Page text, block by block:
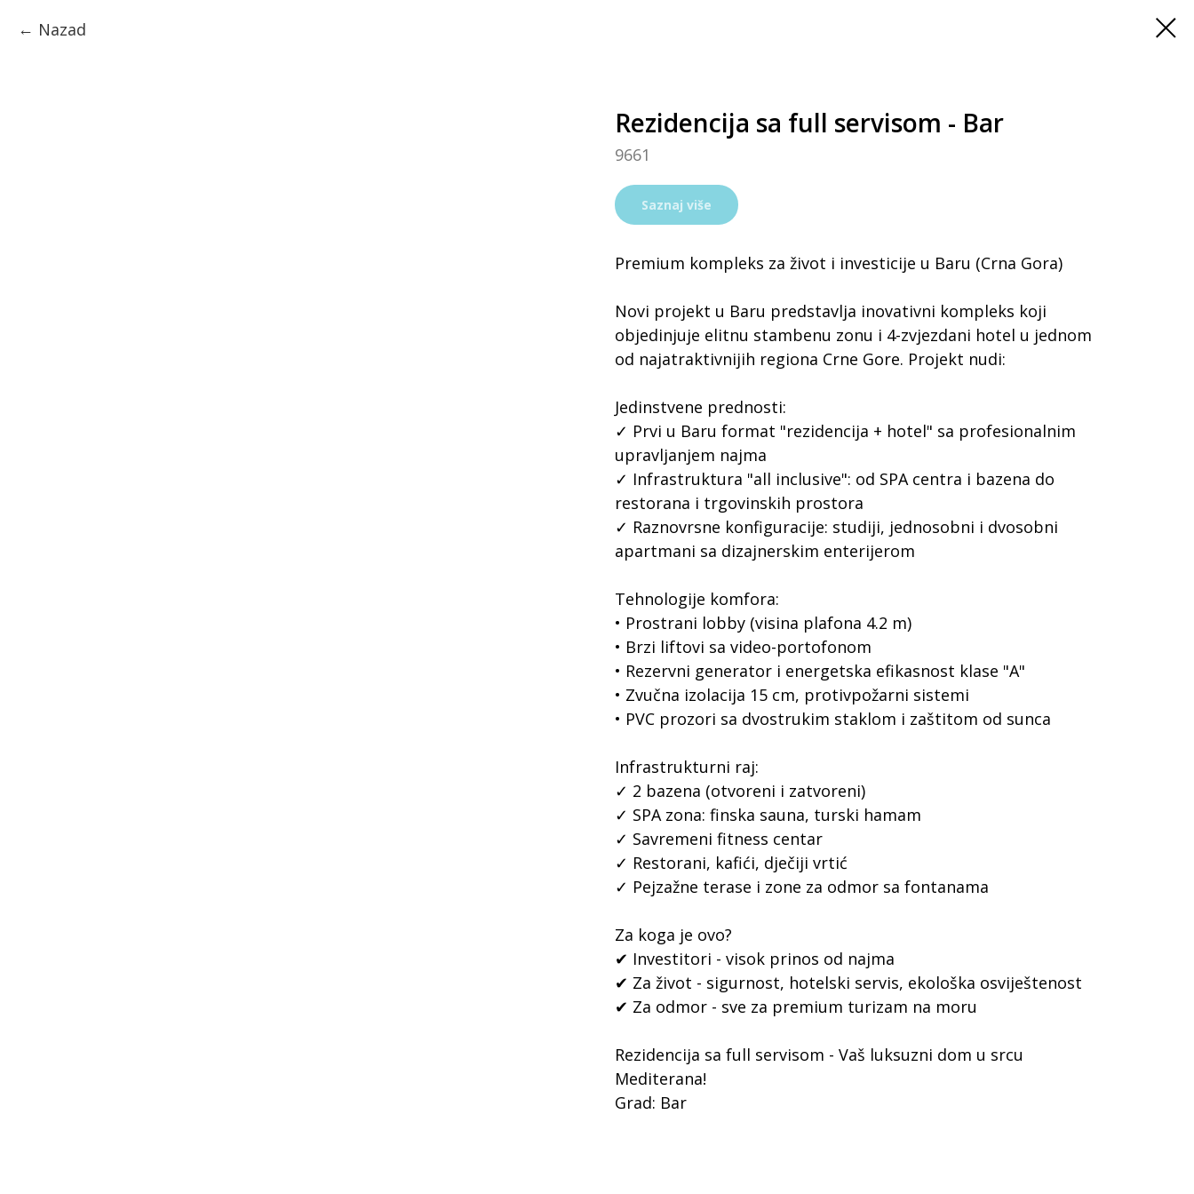
Nazad
Rezidencija sa full servisom - Bar
9661
Saznaj više
Premium kompleks za život i investicije u Baru (Crna Gora)
Novi projekt u Baru predstavlja inovativni kompleks koji
objedinjuje elitnu stambenu zonu i 4-zvjezdani hotel u jednom
od najatraktivnijih regiona Crne Gore. Projekt nudi:
Jedinstvene prednosti:
✓ Prvi u Baru format "rezidencija + hotel" sa profesionalnim
upravljanjem najma
✓ Infrastruktura "all inclusive": od SPA centra i bazena do
restorana i trgovinskih prostora
✓ Raznovrsne konfiguracije: studiji, jednosobni i dvosobni
apartmani sa dizajnerskim enterijerom
Tehnologije komfora:
• Prostrani lobby (visina plafona 4.2 m)
• Brzi liftovi sa video-portofonom
• Rezervni generator i energetska efikasnost klase "A"
• Zvučna izolacija 15 cm, protivpožarni sistemi
• PVC prozori sa dvostrukim staklom i zaštitom od sunca
Infrastrukturni raj:
✓ 2 bazena (otvoreni i zatvoreni)
✓ SPA zona: finska sauna, turski hamam
✓ Savremeni fitness centar
✓ Restorani, kafići, dječiji vrtić
✓ Pejzažne terase i zone za odmor sa fontanama
Za koga je ovo?
✔ Investitori - visok prinos od najma
✔ Za život - sigurnost, hotelski servis, ekološka osviještenost
✔ Za odmor - sve za premium turizam na moru
Rezidencija sa full servisom - Vaš luksuzni dom u srcu
Mediterana!
Grad: Bar